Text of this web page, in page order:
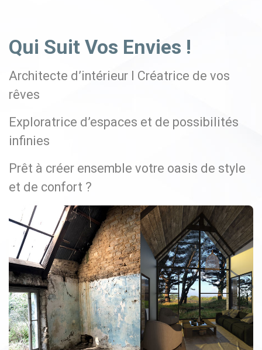
Qui Suit Vos Envies !
Architecte d’intérieur I Créatrice de vos
rêves
Exploratrice d’espaces et de possibilités
infinies
Prêt à créer ensemble votre oasis de style
et de confort ?